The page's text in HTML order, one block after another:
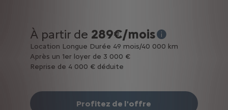
À partir de 289€/mois
* Exemple pour une
Location Longue Durée 49 mois/40 000 km
Après un 1er loyer de 3 000 €
Reprise de 4 000 € déduite
Profitez de l'offre